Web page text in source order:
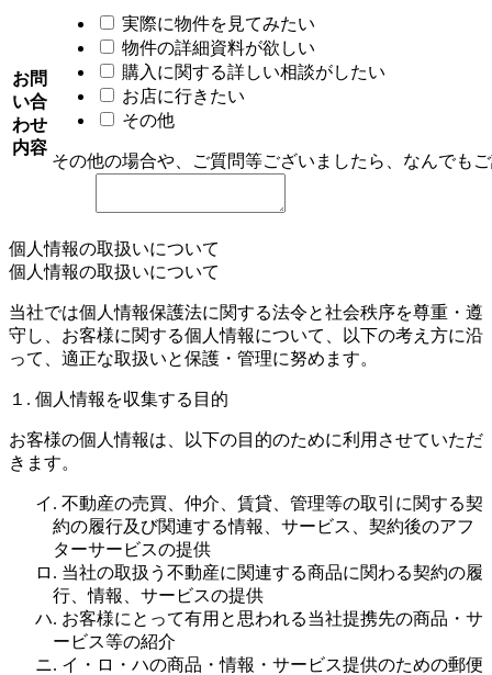
お問
い合
わせ
内容
実際に物件を見てみたい
物件の詳細資料が欲しい
購入に関する詳しい相談がしたい
お店に行きたい
その他
その他の場合や、ご質問等ございましたら、なんでも
個人情報の取扱いについて
個人情報の取扱いについて
当社では個人情報保護法に関する法令と社会秩序を尊重・遵
守し、お客様に関する個人情報について、以下の考え方に沿
って、適正な取扱いと保護・管理に努めます。
１. 個人情報を収集する目的
お客様の個人情報は、以下の目的のために利用させていただ
きます。
イ. 不動産の売買、仲介、賃貸、管理等の取引に関する契
約の履行及び関連する情報、サービス、契約後のアフ
ターサービスの提供
ロ. 当社の取扱う不動産に関連する商品に関わる契約の履
行、情報、サービスの提供
ハ. お客様にとって有用と思われる当社提携先の商品・サ
ービス等の紹介
ニ. イ・ロ・ハの商品・情報・サービス提供のための郵便